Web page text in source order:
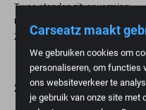
Carseatz maakt
We gebruiken cookies om
personaliseren, om functies
ons websiteverkeer te
je gebruik van onze site met
Twee standen zitverwarming
Uitstapmodus onderstel
Zwarte slijtvaste stof met
Specificaties